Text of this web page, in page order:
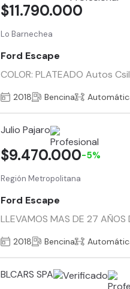
Lo Barnechea
Ford Escape
COLOR: PLATEADO Autos
$11.790.000
2018 Bencina
Julio Pajaro
Región Metropolitana
Ford Escape
LLEVAMOS MAS DE 27 AÑOS
$9.470.000-5%
2018 Bencina
BLCARS SPA